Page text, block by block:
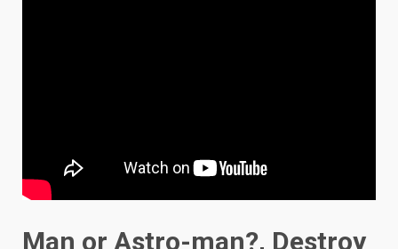
Man or Astro-man?, Destroy